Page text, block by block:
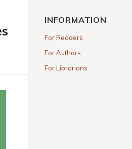
INFORMATION
For Readers
For Authors
For Librarians